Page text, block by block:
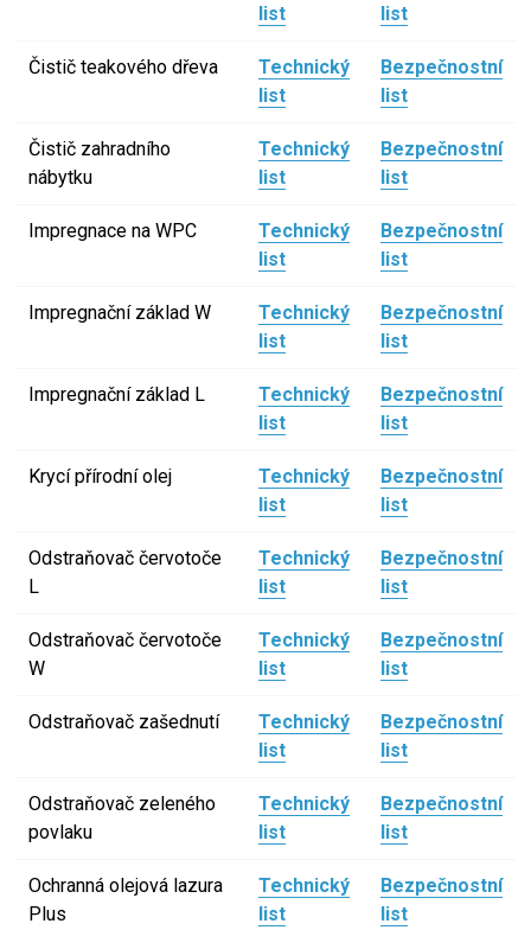
list
list
Čistič teakového dřeva
Technický
list
Bezpečnostní
list
Čistič zahradního
nábytku
Technický
list
Bezpečnostní
list
Impregnace na WPC
Technický
list
Bezpečnostní
list
Impregnační základ W
Technický
list
Bezpečnostní
list
Impregnační základ L
Technický
list
Bezpečnostní
list
Krycí přírodní olej
Technický
list
Bezpečnostní
list
Odstraňovač červotoče
L
Technický
list
Bezpečnostní
list
Odstraňovač červotoče
W
Technický
list
Bezpečnostní
list
Odstraňovač zašednutí
Technický
list
Bezpečnostní
list
Odstraňovač zeleného
povlaku
Technický
list
Bezpečnostní
list
Ochranná olejová lazura
Plus
Technický
list
Bezpečnostní
list